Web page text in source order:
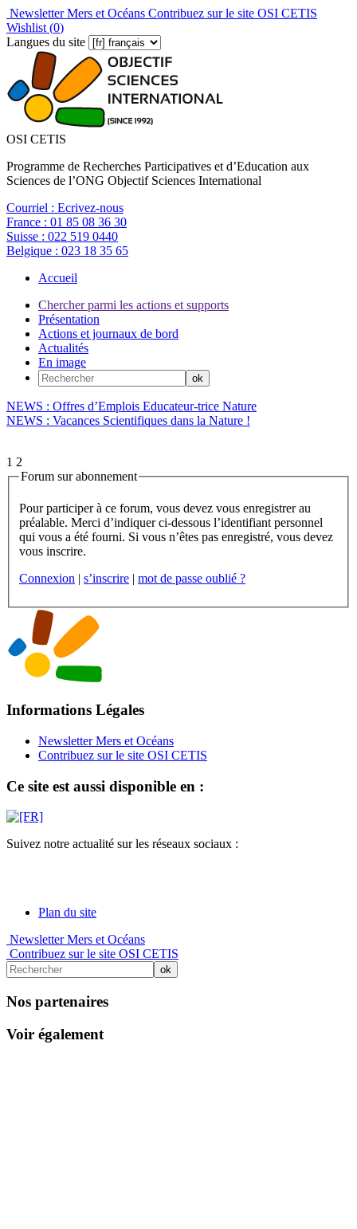
Newsletter Mers et Océans Contribuez sur le site OSI CETIS
Wishlist (0)
Langues du site
OSI CETIS
Programme de Recherches Participatives et d’Education aux
Sciences de l’ONG Objectif Sciences International
Courriel : Ecrivez-nous
France : 01 85 08 36 30
Suisse : 022 519 0440
Belgique : 023 18 35 65
Accueil
Chercher parmi les actions et supports
Présentation
Actions et journaux de bord
Actualités
En image
NEWS : Offres d’Emplois Educateur-trice Nature
NEWS : Vacances Scientifiques dans la Nature !
1 2
Forum sur abonnement
Pour participer à ce forum, vous devez vous enregistrer au
préalable. Merci d’indiquer ci-dessous l’identifiant personnel
qui vous a été fourni. Si vous n’êtes pas enregistré, vous devez
vous inscrire.
Connexion | s’inscrire | mot de passe oublié ?
Informations Légales
Newsletter Mers et Océans
Contribuez sur le site OSI CETIS
Ce site est aussi disponible en :
Suivez notre actualité sur les réseaux sociaux :
Plan du site
Newsletter Mers et Océans
Contribuez sur le site OSI CETIS
Nos partenaires
Voir également